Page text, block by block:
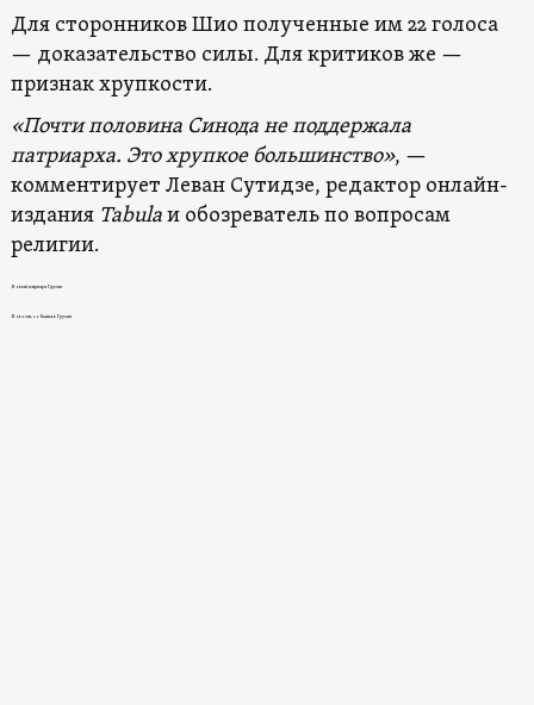
Для сторонников Шио полученные им 22 голоса
— доказательство силы. Для критиков же —
признак хрупкости.
«Почти половина Синода не поддержала
патриарха. Это хрупкое большинство», —
комментирует Леван Сутидзе, редактор онлайн-
издания Tabulaи обозреватель по вопросам
религии.
Новый патриарх Грузии
Новости, события в Грузии